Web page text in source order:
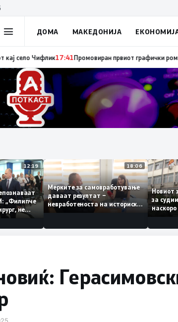
ДОМА МАКЕДОНИЈА
До 18 часот 11 пожари на отворен простор, од кои три
12:19
„Филипче
не
со
18:06
Мерките за самовработување
даваат резултат –
невработеноста на историски
најниско ниво од 11,3%
за